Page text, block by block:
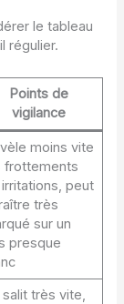
le tableau
régulier.
Points de
vigilance
moins vite
frottements
peut
très
sur un
presque
très vite,